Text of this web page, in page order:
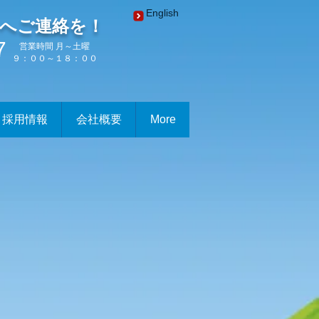
ご連絡を！
営業時間 月～土曜
９：００～１８：００
English
採用情報 会社概要 More